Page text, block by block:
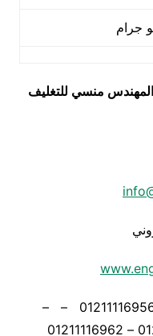
المهندس منسي للتغليف
موبايل: 01211116954 – – 01211116956 – –